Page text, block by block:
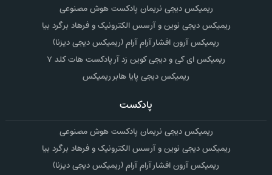
ریمیکس دیجی نریمان پادکست هوش مصنوعی
ریمیکس دیجی نوین و آرسس الکترونیک و فرهاد برگرد بیا
ریمیکس آرون افشار آرام آرام (ریمیکس دیجی دیزنا)
ریمیکس ای کی و دیجی کوین زد آر پادکست هات کلد ۷
ریمیکس دیجی پایا هابر ریمیکس
پادکست
ریمیکس دیجی نریمان پادکست هوش مصنوعی
ریمیکس دیجی نوین و آرسس الکترونیک و فرهاد برگرد بیا
ریمیکس آرون افشار آرام آرام (ریمیکس دیجی دیزنا)